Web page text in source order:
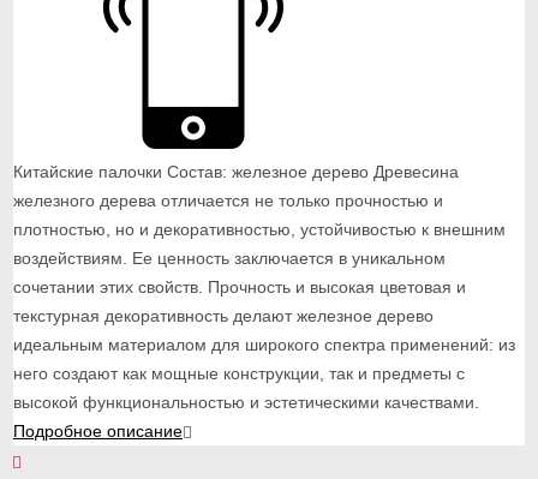
Китайские палочки Состав: железное дерево Древесина
железного дерева отличается не только прочностью и
плотностью, но и декоративностью, устойчивостью к внешним
воздействиям. Ее ценность заключается в уникальном
сочетании этих свойств. Прочность и высокая цветовая и
текстурная декоративность делают железное дерево
идеальным материалом для широкого спектра применений: из
него создают как мощные конструкции, так и предметы с
высокой функциональностью и эстетическими качествами.
Подробное описание